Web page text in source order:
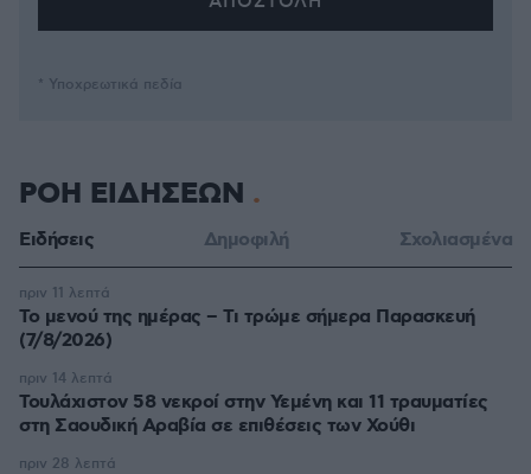
* Υποχρεωτικά πεδία
ΡΟΗ ΕΙΔΗΣΕΩΝ
Ειδήσεις Δημοφιλή Σχολιασμένα
Το μενού της ημέρας – Τι τρώμε σήμερα Παρασκευή
(7/8/2026)
πριν 11 λεπτά
Τουλάχιστον 58 νεκροί στην Υεμένη και 11 τραυματίες
στη Σαουδική Αραβία σε επιθέσεις των Χούθι
πριν 14 λεπτά
πριν 28 λεπτά